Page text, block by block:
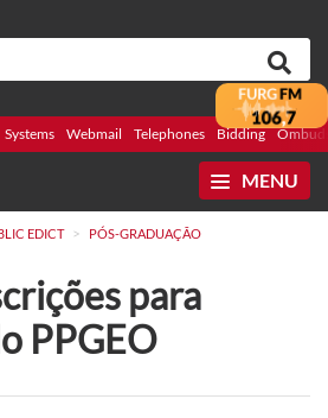
Systems Webmail Telephones Bidding
MENU
EDICT > PÓS-GRADUAÇÃO
para
PPGEO